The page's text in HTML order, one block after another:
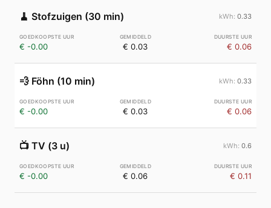
🧹 Stofzuigen (30 min) 0.33
€ -0.00 € 0.03 € 0.06
💨 Föhn (10 min) 0.33
€ -0.00 € 0.03 € 0.06
📺 TV (3 u) 0.6
€ -0.00 € 0.06 € 0.11